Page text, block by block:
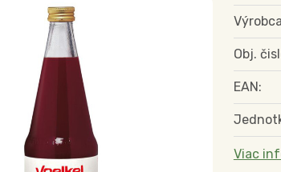
Obj.
EAN:
Viac